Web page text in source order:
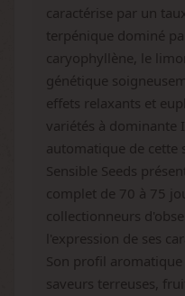
caractérise par un
terpénique dominé
caryophyllène, le
génétique
effets relaxants et
variétés à dominante
automatique de cette
Sensible Seeds
complet de 70 à 75
collectionneurs
l'expression de ses
Son profil
saveurs terreuses,